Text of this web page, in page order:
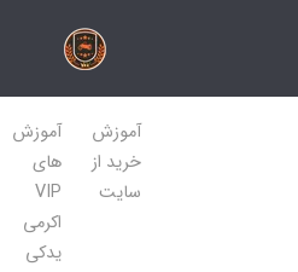
آموزش
خرید از
سایت
آموزش
های
VIP
اکرمی
یدکی